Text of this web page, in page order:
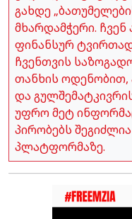
გახდე
მხარდამჭერი.
ფინანსურ ტვირთად
ჩვენთვის
თანხის ოდენობით,
და
უფრო მეტ
პირობებს
პლატფორმაზე.